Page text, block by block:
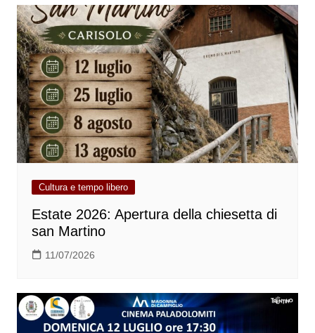
Cultura e tempo libero
Estate 2026: Apertura della chiesetta di
san Martino
11/07/2026